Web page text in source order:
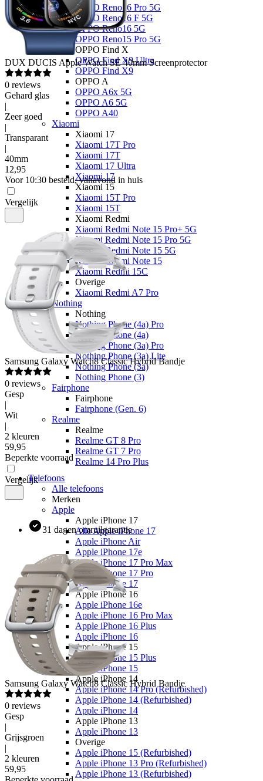
OPPO Reno16 Pro 5G
OPPO Reno16 F 5G
OPPO Reno16 5G
OPPO Reno15 Pro 5G
OPPO Find X
OPPO Find X9 Ultra
OPPO Find X9
OPPO A
OPPO A6x 5G
OPPO A6 5G
OPPO A40
Xiaomi
Xiaomi 17
Xiaomi 17T Pro
Xiaomi 17T
Xiaomi 17 Ultra
Xiaomi 17
Xiaomi 15
Xiaomi 15T Pro
Xiaomi 15T
Xiaomi Redmi
Xiaomi Redmi Note 15 Pro+ 5G
Xiaomi Redmi Note 15 Pro 5G
Xiaomi Redmi Note 15 5G
Xiaomi Redmi Note 15
Xiaomi Redmi 15C
Overige
Xiaomi Redmi A7 Pro
Nothing
Nothing
Nothing Phone (4a) Pro
Nothing Phone (4a)
Nothing Phone (3a) Pro
Nothing Phone (3a) Lite
Nothing Phone (3a)
Nothing Phone (3)
Fairphone
Fairphone
Fairphone (Gen. 6)
Realme
Realme
Realme GT 8 Pro
Realme GT 7 Pro
Realme 14 Pro Plus
Telefoons
Alle telefoons
Merken
Apple
Apple iPhone 17
Alle Apple iPhone 17
Apple iPhone Air
Apple iPhone 17e
Apple iPhone 17 Pro Max
Apple iPhone 17 Pro
Apple iPhone 17
Apple iPhone 16
Apple iPhone 16e
Apple iPhone 16 Pro Max
Apple iPhone 16 Plus
Apple iPhone 16
Apple iPhone 15
Apple iPhone 15 Plus
Apple iPhone 15
Apple iPhone 14
Apple iPhone 14 Pro (Refurbished)
Apple iPhone 14 (Refurbished)
Apple iPhone 14
Apple iPhone 13
Apple iPhone 13
Overige
Apple iPhone 15 (Refurbished)
Apple iPhone 13 Pro (Refurbished)
Apple iPhone 13 (Refurbished)
DUX DUCIS Apple Watch SE 40mm Screenprotector
0 reviews
Gehard glas
|
Zeer goed
|
Transparant
|
40mm
12,95
Voor 10:30 besteld, vanavond in huis
Vergelijk
Samsung Galaxy Watch8 Classic Hybrid Bandje
0 reviews
Gesp
|
Wit
|
2 kleuren
59,95
Beperkte voorraad
Vergelijk
31 dagen omruilgarantie
Samsung Galaxy Watch8 Classic Hybrid Bandje
0 reviews
Gesp
|
Grijsgroen
|
2 kleuren
59,95